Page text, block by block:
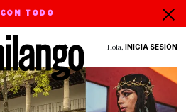
CON TODO
Hola, INICIA SESIÓN